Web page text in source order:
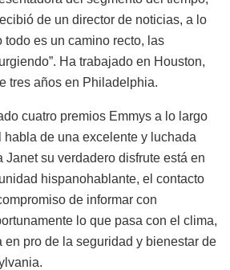
de un director de noticias, a lo
todo es un camino recto, las
Ha trabajado en Houston,
tres años en Philadelphia.
cuatro premios Emmys a lo largo
habla de una excelente y luchada
Janet su verdadero disfrute está en
hispanohablante, el contacto
de informar con
lo que pasa con el clima,
en pro de la seguridad y bienestar de